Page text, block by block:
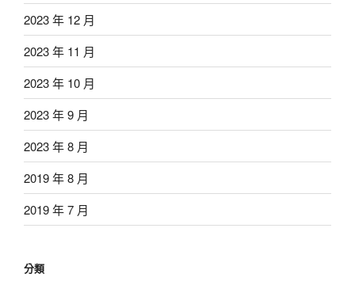
2023 年 12 月
2023 年 11 月
2023 年 10 月
2023 年 9 月
2023 年 8 月
2019 年 8 月
2019 年 7 月
分類